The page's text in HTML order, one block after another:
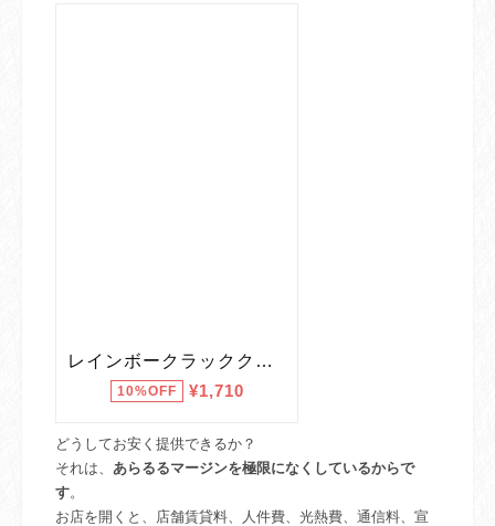
どうしてお安く提供できるか？
それは、 あらるるマージンを極限になくしているからで
す。
お店を開くと、店舗賃貸料、人件費、光熱費、通信料、宣